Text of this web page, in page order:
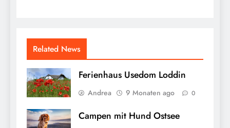
Related News
Ferienhaus Usedom Loddin
Andrea 9 Monaten ago 0
Campen mit Hund Ostsee